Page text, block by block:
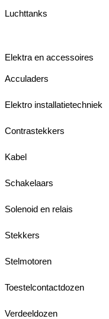
Luchttanks
Elektra en accessoires
Acculaders
Elektro installatietechniek
Contrastekkers
Kabel
Schakelaars
Solenoid en relais
Stekkers
Stelmotoren
Toestelcontactdozen
Verdeeldozen